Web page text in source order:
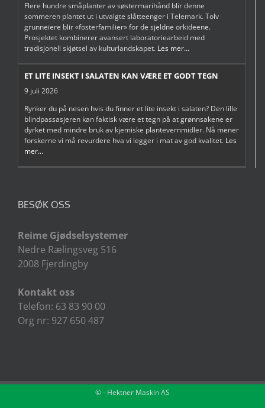
Flere hundre småplanter av søstermarihånd blir denne
sommeren plantet ut i utvalgte slåtteenger i Telemark. Tolv
grunneiere blir «fosterfamilier» for de sjeldne orkideene.
Prosjektet kombinerer avansert laboratoriearbeid med
tradisjonell skjøtsel av kulturlandskapet. Les mer...
ET LITE INSEKT I SALATEN KAN VÆRE ET GODT TEGN
9 juli 2026
Rynker du på nesen hvis du finner et lite insekt i salaten? Den lille
blindpassasjeren kan faktisk være et tegn på at grønnsakene er
dyrket med mindre bruk av kjemiske plantevernmidler. Nå mener
forskerne vi må revurdere hva vi legger i mat av god kvalitet. Les
mer...
BESØK OSS
Reime Gjødselsystemer
Nedre Rælingsveg 516
2008 Fjerdingby
Kontakt oss
Telefon: 63 83 90 00
Org nr: 927 650 487
©- Hektner Maskin AS